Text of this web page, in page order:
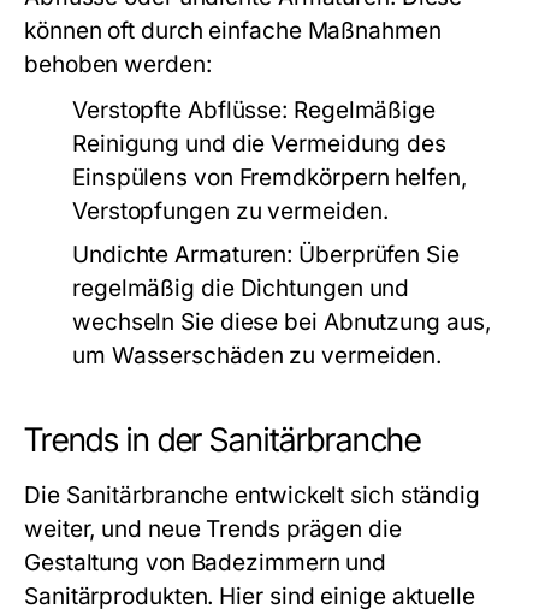
können oft durch einfache Maßnahmen
behoben werden:
Verstopfte Abflüsse: Regelmäßige
Reinigung und die Vermeidung des
Einspülens von Fremdkörpern helfen,
Verstopfungen zu vermeiden.
Undichte Armaturen: Überprüfen Sie
regelmäßig die Dichtungen und
wechseln Sie diese bei Abnutzung aus,
um Wasserschäden zu vermeiden.
Trends in der Sanitärbranche
Die Sanitärbranche entwickelt sich ständig
weiter, und neue Trends prägen die
Gestaltung von Badezimmern und
Sanitärprodukten. Hier sind einige aktuelle